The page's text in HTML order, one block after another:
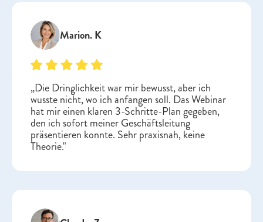
Marion. K
„Die Dringlichkeit war mir bewusst, aber ich
wusste nicht, wo ich anfangen soll. Das Webinar
hat mir einen klaren 3-Schritte-Plan gegeben,
den ich sofort meiner Geschäftsleitung
präsentieren konnte. Sehr praxisnah, keine
Theorie."